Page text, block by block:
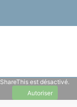
ShareThis est désactivé.
Autoriser